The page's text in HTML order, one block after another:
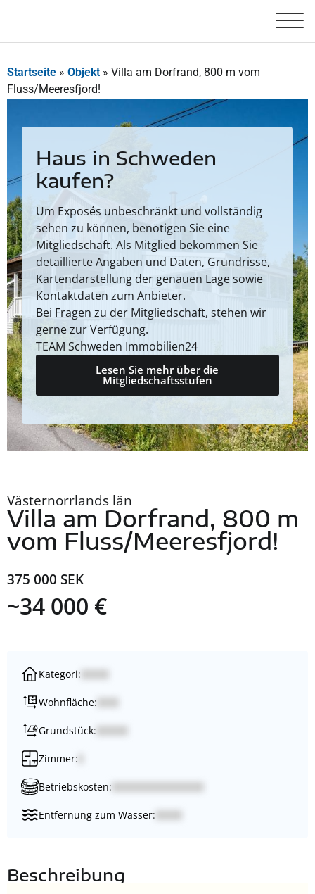
Startseite » Objekt » Villa am Dorfrand, 800 m vom
Fluss/Meeresfjord!
Haus in Schweden
kaufen?
Um Exposés unbeschränkt und vollständig
sehen zu können, benötigen Sie eine
Mitgliedschaft. Als Mitglied bekommen Sie
detaillierte Angaben und Daten, Grundrisse,
Kartendarstellung der genauen Lage sowie
Kontaktdaten zum Anbieter.
Bei Fragen zu der Mitgliedschaft, stehen wir
gerne zur Verfügung.
TEAM Schweden Immobilien24
Lesen Sie mehr über die
Mitgliedschaftsstufen
Västernorrlands län
Villa am Dorfrand, 800 m
vom Fluss/Meeresfjord!
375 000 SEK
~34 000 €
Kategori:
Wohnfläche:
Grundstück:
Zimmer:
Betriebskosten:
Entfernung zum Wasser:
Beschreibung